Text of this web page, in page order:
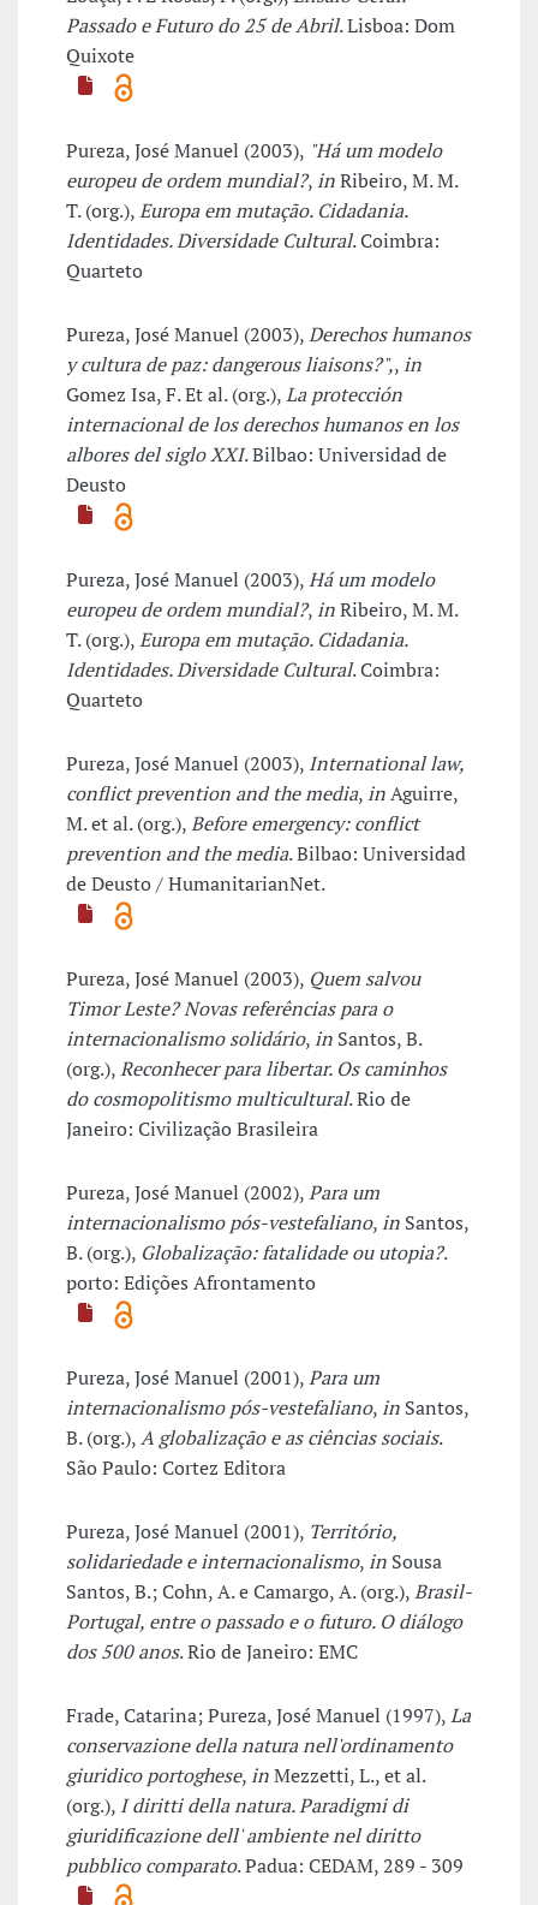
Passado e Futuro do 25 de Abril. Lisboa: Dom
Quixote
Pureza, José Manuel (2003), "Há um modelo
europeu de ordem mundial?,inRibeiro, M. M.
T. (org.),Europa em mutação. Cidadania.
Identidades. Diversidade Cultural. Coimbra:
Quarteto
Pureza, José Manuel (2003),Derechos humanos
y cultura de paz: dangerous liaisons?",,in
Gomez Isa, F. Et al. (org.),La protección
internacional de los derechos humanos en los
albores del siglo XXI. Bilbao: Universidad de
Deusto
Pureza, José Manuel (2003),Há um modelo
europeu de ordem mundial?,inRibeiro, M. M.
T. (org.),Europa em mutação. Cidadania.
Identidades. Diversidade Cultural. Coimbra:
Quarteto
Pureza, José Manuel (2003), International law,
conflict prevention and the media,inAguirre,
M. et al. (org.),Before emergency: conflict
prevention and the media. Bilbao: Universidad
de Deusto / HumanitarianNet.
Pureza, José Manuel (2003), Quem salvou
Timor Leste? Novas referências para o
internacionalismo solidário,in Santos, B.
(org.),Reconhecer para libertar. Os caminhos
do cosmopolitismo multicultural. Rio de
Janeiro: Civilização Brasileira
Pureza, José Manuel (2002),Para um
internacionalismo pós-vestefaliano,in Santos,
B. (org.), Globalização: fatalidade ou utopia?.
porto: Edições Afrontamento
Pureza, José Manuel (2001),Para um
internacionalismo pós-vestefaliano,in Santos,
B. (org.),A globalização e as ciências sociais.
São Paulo: Cortez Editora
Pureza, José Manuel (2001), Território,
solidariedade e internacionalismo,in Sousa
Santos, B.; Cohn, A. e Camargo, A. (org.),Brasil-
Portugal, entre o passado e o futuro. O diálogo
dos 500 anos. Rio de Janeiro: EMC
Frade, Catarina; Pureza, José Manuel (1997),La
conservazione della natura nell'ordinamento
giuridico portoghese,inMezzetti, L., et al.
(org.), I diritti della natura. Paradigmi di
giuridificazione dell' ambiente nel diritto
pubblico comparato. Padua: CEDAM, 289 - 309